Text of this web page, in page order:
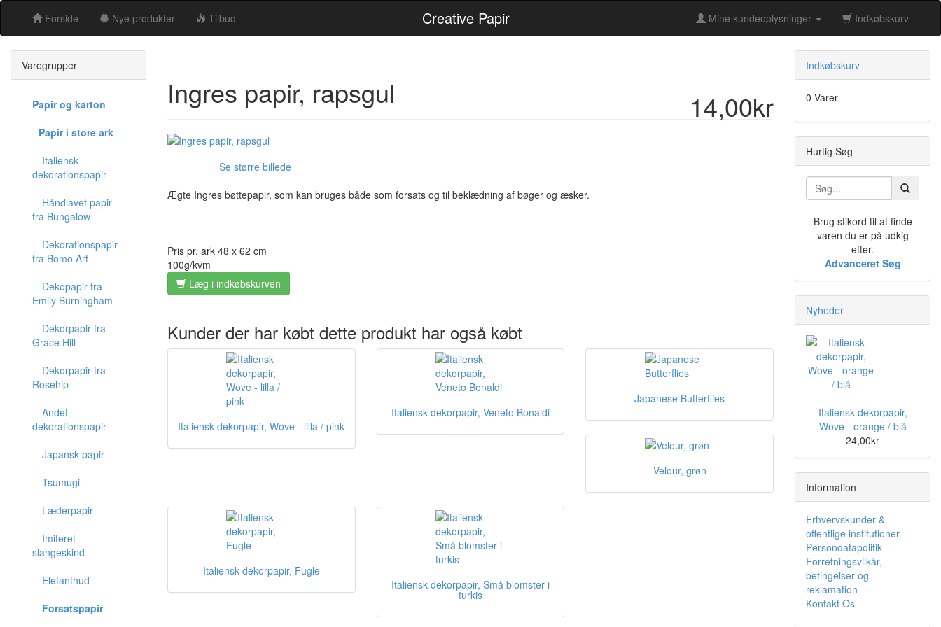
Forside Nye produkter Tilbud Mine kundeoplysninger Indkøbskurv
Creative Papir
14,00kr
Ingres papir, rapsgul
Se større billede
Ægte Ingres bøttepapir, som kan bruges både som forsats og til beklædning af bøger og æsker.
Pris pr. ark 48 x 62 cm
100g/kvm
Læg i indkøbskurven
Kunder der har købt dette produkt har også købt
Italiensk dekorpapir, Wove - lilla / pink
Italiensk dekorpapir, Veneto Bonaldi
Japanese Butterflies
Velour, grøn
Italiensk dekorpapir, Fugle
Italiensk dekorpapir, Små blomster i
turkis
Varegrupper
Papir og karton
- Papir i store ark
-- Italiensk
dekorationspapir
-- Håndlavet papir
fra Bungalow
-- Dekorationspapir
fra Bomo Art
-- Dekopapir fra
Emily Burningham
-- Dekorpapir fra
Grace Hill
-- Dekorpapir fra
Rosehip
-- Andet
dekorationspapir
-- Japansk papir
-- Tsumugi
-- Læderpapir
-- Imiteret
slangeskind
-- Elefanthud
-- Forsatspapir
Indkøbskurv
0 Varer
Hurtig Søg
Brug stikord til at finde
varen du er på udkig
efter.
Advanceret Søg
Nyheder
Italiensk dekorpapir,
Wove - orange / blå
24,00kr
Information
Erhvervskunder &
offentlige institutioner
Persondatapolitik
Forretningsvilkår,
betingelser og
reklamation
Kontakt Os